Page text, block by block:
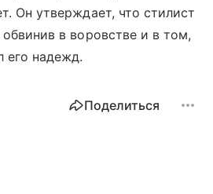
Он утверждает, что стилист
в воровстве и в том,
его надежд.
Поделиться